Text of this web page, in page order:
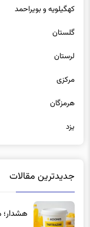
کهگیلویه و بویراحمد
گلستان
لرستان
مرکزی
هرمزگان
یزد
جدیدترین مقالات
هشدار؛